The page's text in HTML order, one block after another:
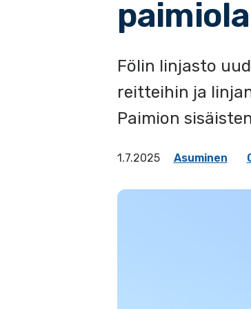
Fölin linjasto
reitteihin ja
Paimion
1.7.2025 Asuminen